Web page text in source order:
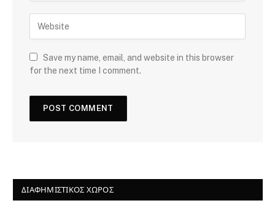
Save my name, email, and website in this browser
for the next time I comment.
ΔΙΑΦΗΜΙΣΤΙΚΌΣ ΧΏΡΟΣ